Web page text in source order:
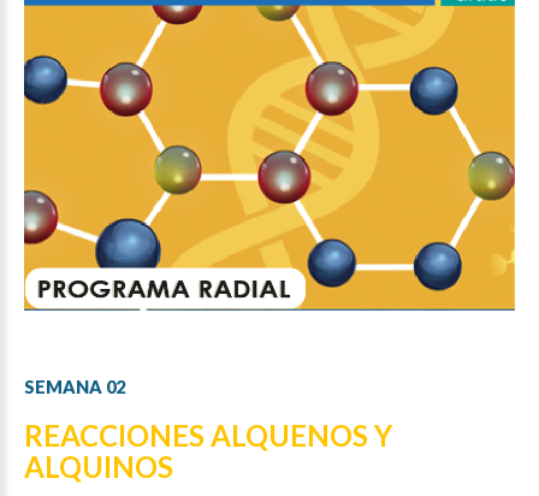
SEMANA 02
REACCIONES ALQUENOS Y
ALQUINOS